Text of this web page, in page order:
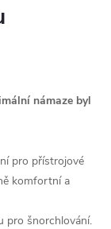
námaze byl
pro přístrojové
komfortní a
pro šnorchlování.